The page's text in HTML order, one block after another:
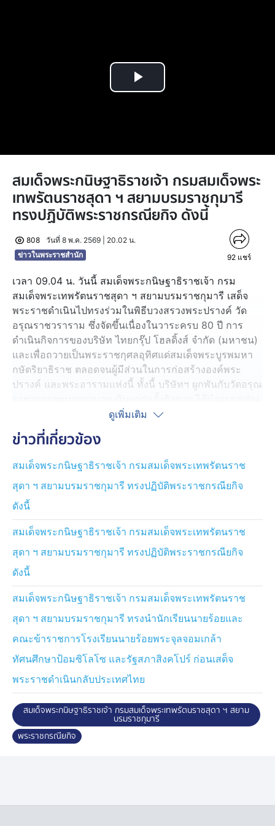
Play
สมเด็จพระกนิษฐาธิราชเจ้า กรมสมเด็จพระ
เทพรัตนราชสุดา ฯ สยามบรมราชกุมารี
ทรงปฏิบัติพระราชกรณียกิจ ดังนี้
808
วันที่ 8 พ.ค. 2569 | 20.02 น.
ข่าวในพระราชสำนัก
92 แชร์
เวลา 09.04 น. วันนี้ สมเด็จพระกนิษฐาธิราชเจ้า กรม
สมเด็จพระเทพรัตนราชสุดา ฯ สยามบรมราชกุมารี เสด็จ
พระราชดำเนินไปทรงร่วมในพิธีบวงสรวงพระปรางค์ วัด
อรุณราชวราราม ซึ่งจัดขึ้นเนื่องในวาระครบ 80 ปี การ
ดำเนินกิจการของบริษัท ไทยกรุ๊ป โฮลดิ้งส์ จำกัด (มหาชน)
และเพื่อถวายเป็นพระราชกุศลอุทิศแด่สมเด็จพระบูรพมหา
กษัตริยาธิราช ตลอดจนผู้มีส่วนในการก่อสร้างองค์พระ
ปรางค์ และพระอารามแห่งนี้ ทั้งนี้ บริษัทฯ ผูกพันกับวัดอรุณ
พระปรางค์มาปรับใช้เป็นตราสัญลักษณ์เพื่อความเป็นสิริ
มงคล นอกจากนี้ บริษัทฯ ได้จัดทำชุดหนังสือ "อัศจรรย์วัด
อรุณฯ" จำนวน 4 เล่ม ตั้งแต่ปี 2553-2563 เป็นเวลา 10 ปี
ในการค้นคว้าและเรียบเรียง โดยคณาจารย์ผู้ทรงคุณวุฒิ
เพื่อเป็นข้อมูลทางวิชาการด้านประวัติศาสตร์ สถาปัตยกรรม
และศิลปกรรมไทยชุดแรก ไว้อย่างสมบูรณ์ โดยมอบให้กับ
ห้องสมุดมหาวิทยาลัยทั้งในและต่างประเทศ เพื่อใช้
ประโยชน์ทางการศึกษาเผยแพร่องค์ความรู้ด้าน
ประวัติศาสตร์และศิลปกรรมของชาติให้คงอยู่สืบไป
โอกาสนี้ ทอดพระเนตรการบรรเลงดนตรีไทยย่อส่วนขนาด
เล็ก ของมูลนิธิเตือน พาทยกุล เครื่องดนตรีไทยย่อส่วนขนาด
เล็กนี้ เป็นผลงานของครูเตือน พาทยกุล ศิลปินแห่งชาติ
สาขาศิลปะการแสดง (ดนตรีไทย) เริ่มสร้างปี 2514 เพื่อ
ถวายแด่พระเจ้าวรวงศ์เธอ พระองค์เจ้าภาณุพันธุ์ยุคล จาก
นั้นได้สร้างเครื่องดนตรีขนาดเล็กครบทุกชิ้นตามรูปแบบของ
จากนั้น ทอดพระเนตรนิทรรศการ "The Hidden Wonders
of Wat Arun" บอกเล่าความอัศจรรย์ของนัยยะและความ
หมายอันลึกซึ้งที่ซ่อนอยู่ และยังไม่เคยกล่าวถึง เป็นผลงาน
ต่อเนื่องจากหนังสือชุด "อัศจรรย์วัดอรุณฯ " เช่น อัศจรรย์
แห่งโครงร่าง "ปรางค์ทรงจอมแห" เชื่อว่าช่างไทยน่าจะได้
ดูเพิ่มเติม
ข่าวที่เกี่ยวข้อง
สมเด็จพระกนิษฐาธิราชเจ้า กรมสมเด็จพระเทพรัตนราช
สุดา ฯ สยามบรมราชกุมารี ทรงปฏิบัติพระราชกรณียกิจ
ดังนี้
สมเด็จพระกนิษฐาธิราชเจ้า กรมสมเด็จพระเทพรัตนราช
สุดา ฯ สยามบรมราชกุมารี ทรงปฏิบัติพระราชกรณียกิจ
ดังนี้
สมเด็จพระกนิษฐาธิราชเจ้า กรมสมเด็จพระเทพรัตนราช
สุดา ฯ สยามบรมราชกุมารี ทรงนำนักเรียนนายร้อยและ
คณะข้าราชการโรงเรียนนายร้อยพระจุลจอมเกล้า
ทัศนศึกษาป้อมซิโลโซ และรัฐสภาสิงคโปร์ ก่อนเสด็จ
พระราชดำเนินกลับประเทศไทย
สมเด็จพระกนิษฐาธิราชเจ้า กรมสมเด็จพระเทพรัตนราชสุดา ฯ สยาม
บรมราชกุมารี
พระราชกรณียกิจ